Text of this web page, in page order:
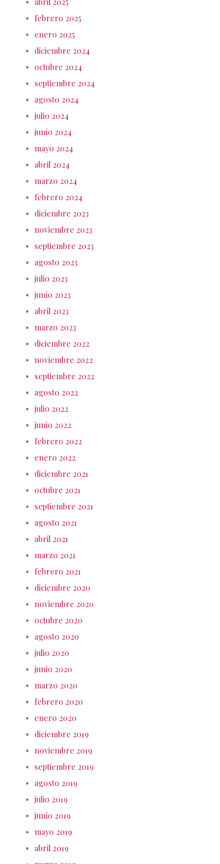
febrero 2025
enero 2025
diciembre 2024
octubre 2024
septiembre 2024
agosto 2024
julio 2024
junio 2024
mayo 2024
abril 2024
marzo 2024
febrero 2024
diciembre 2023
noviembre 2023
septiembre 2023
agosto 2023
julio 2023
junio 2023
abril 2023
marzo 2023
diciembre 2022
noviembre 2022
septiembre 2022
agosto 2022
julio 2022
junio 2022
febrero 2022
enero 2022
diciembre 2021
octubre 2021
septiembre 2021
agosto 2021
abril 2021
marzo 2021
febrero 2021
diciembre 2020
noviembre 2020
octubre 2020
agosto 2020
julio 2020
junio 2020
marzo 2020
febrero 2020
enero 2020
diciembre 2019
noviembre 2019
septiembre 2019
agosto 2019
julio 2019
junio 2019
mayo 2019
abril 2019